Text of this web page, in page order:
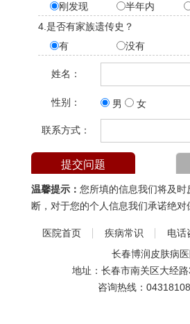
刚发现
半年内
4.是否有家族遗传史？
有
没有
姓名：
性别： 男 女
联系方式：
温馨提示： 您所填的信息我们将及时
断，对于您的个人信息我们承诺绝对
医院首页 疾病常识 电话
长春博润皮肤病
地址：长春市南关区大经
咨询热线：